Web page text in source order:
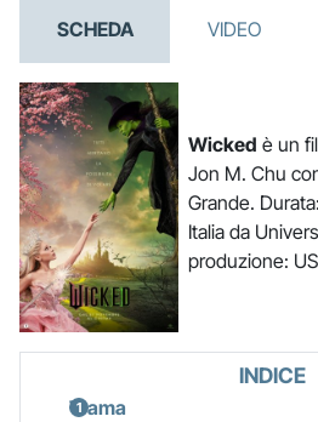
SCHEDA VIDEO
Wicked è un
Jon M. Chu
Grande.
Italia da
produzione:
INDICE
Trama